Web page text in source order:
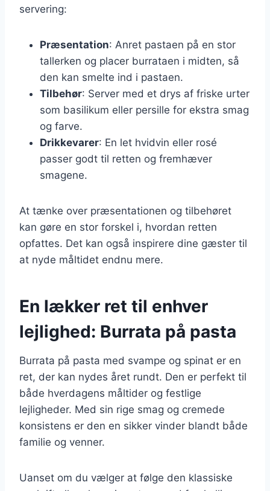
servering:
Præsentation: Anret pastaen på en stor
tallerken og placer burrataen i midten, så
den kan smelte ind i pastaen.
Tilbehør: Server med et drys af friske urter
som basilikum eller persille for ekstra smag
og farve.
Drikkevarer: En let hvidvin eller rosé
passer godt til retten og fremhæver
smagene.
At tænke over præsentationen og tilbehøret
kan gøre en stor forskel i, hvordan retten
opfattes. Det kan også inspirere dine gæster til
at nyde måltidet endnu mere.
En lækker ret til enhver
lejlighed: Burrata på pasta
Burrata på pasta med svampe og spinat er en
ret, der kan nydes året rundt. Den er perfekt til
både hverdagens måltider og festlige
lejligheder. Med sin rige smag og cremede
konsistens er den en sikker vinder blandt både
familie og venner.
Uanset om du vælger at følge den klassiske